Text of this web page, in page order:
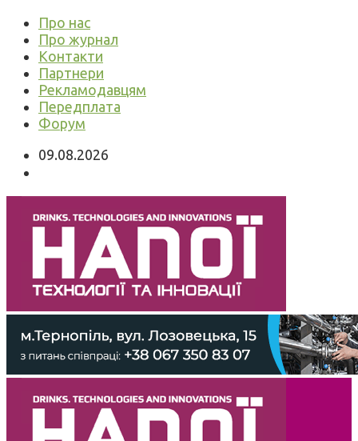
Про нас
Про журнал
Контакти
Партнери
Рекламодавцям
Передплата
Форум
09.08.2026